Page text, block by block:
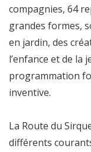
compagnies, 64
grandes formes,
en jardin, des
l’enfance et de la
programmation
inventive.
La Route du
différents